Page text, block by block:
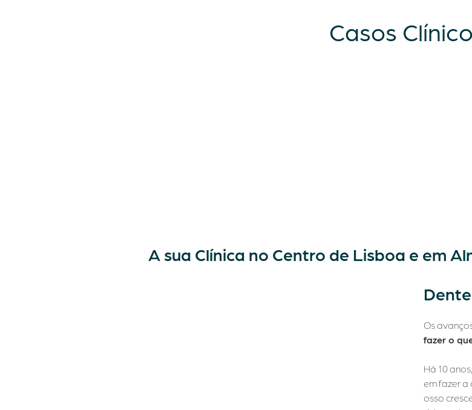
Casos
A sua Clínica no Centro de Lisboa e em
Os
fazer o
Há 10
em fazer a
osso